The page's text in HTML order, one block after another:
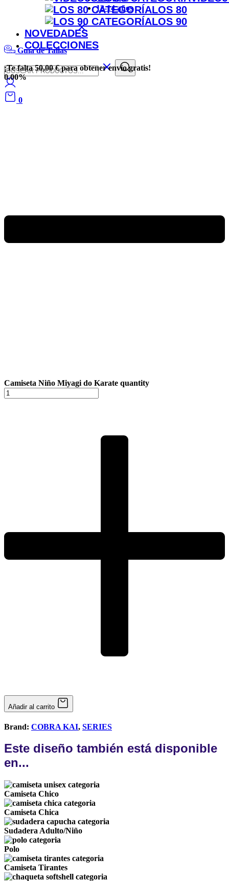
LOS 80
LOS 90
NOVEDADES
COLECCIONES
0
12-14 años
Guía de Tallas
¡Te falta50,00€para obtenerenvío gratis!
0.00%
Camiseta Niño Miyagi do Karate quantity
Añadir al carrito
Brand: COBRA KAI, SERIES
Este diseño también está disponible
en...
Camiseta Chico
Camiseta Chica
Sudadera Adulto/Niño
Polo
Camiseta Tirantes